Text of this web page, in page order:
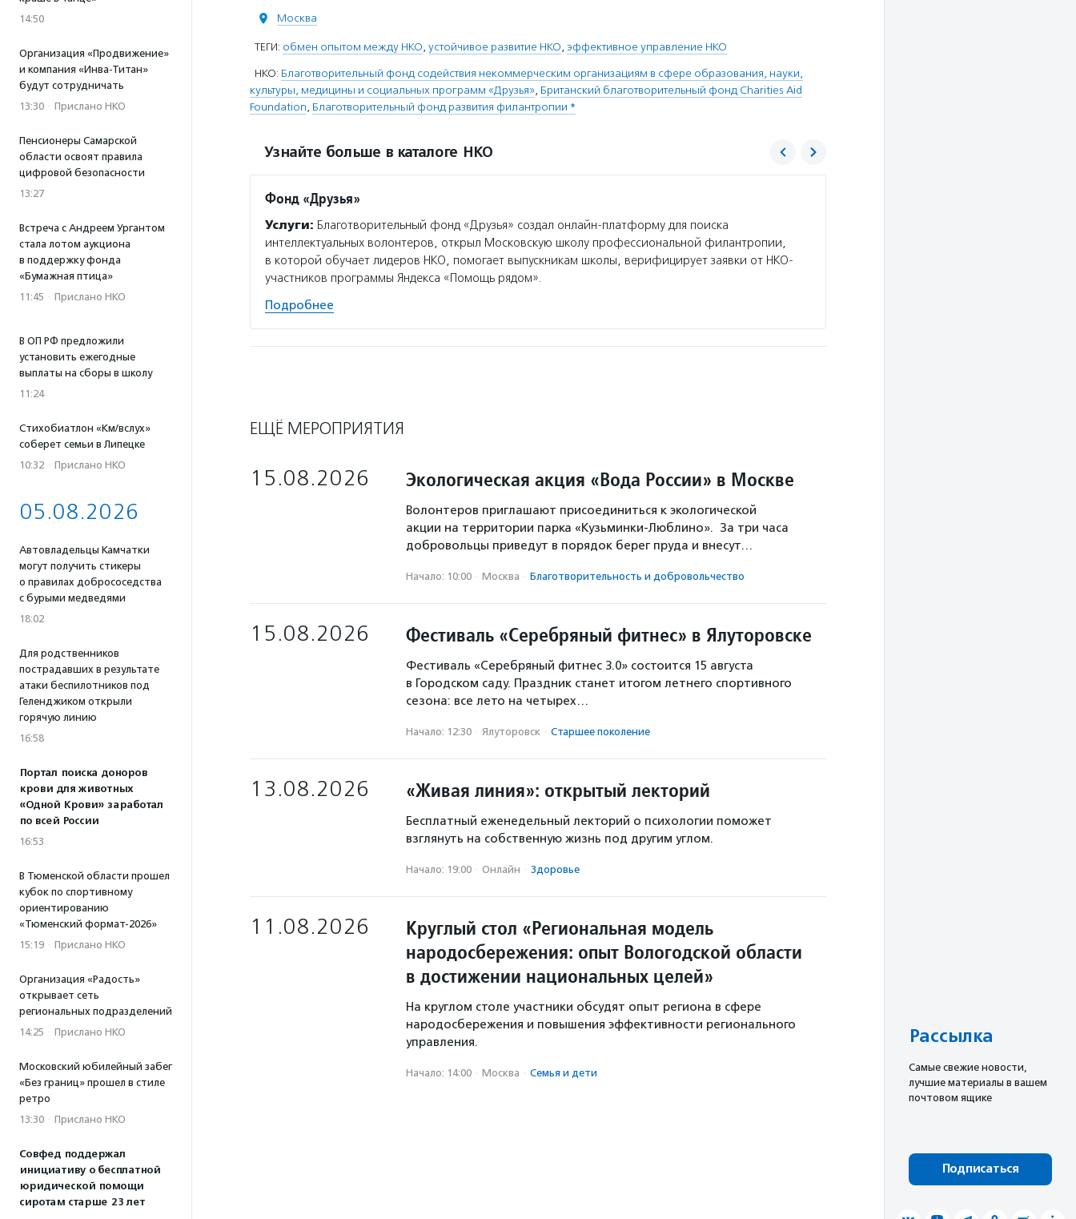
14:50
Организация «Продвижение»
и компания «Инва-Титан»
будут сотрудничать
13:30 · Прислано НКО
Пенсионеры Самарской
области освоят правила
цифровой безопасности
13:27
Встреча с Андреем Ургантом
стала лотом аукциона
в поддержку фонда
«Бумажная птица»
11:45 · Прислано НКО
В ОП РФ предложили
установить ежегодные
выплаты на сборы в школу
11:24
Стихобиатлон «Км/вслух»
соберет семьи в Липецке
10:32 · Прислано НКО
05.08.2026
Автовладельцы Камчатки
могут получить стикеры
о правилах добрососедства
с бурыми медведями
18:02
Для родственников
пострадавших в результате
атаки беспилотников под
Геленджиком открыли
горячую линию
16:58
Портал поиска доноров
крови для животных
«Одной Крови» заработал
по всей России
16:53
В Тюменской области прошел
кубок по спортивному
ориентированию
«Тюменский формат-2026»
15:19 · Прислано НКО
Организация «Радость»
открывает сеть
региональных подразделений
14:25 · Прислано НКО
Московский юбилейный забег
«Без границ» прошел в стиле
ретро
13:30 · Прислано НКО
Совфед поддержал
инициативу о бесплатной
юридической помощи
сиротам старше 23 лет
Москва
ТЕГИ: обмен опытом между НКО, устойчивое развитие НКО, эффективное управление НКО
НКО: Благотворительный фонд содействия некоммерческим организациям в сфере образования, науки,
культуры, медицины и социальных программ «Друзья», Британский благотворительный фонд Charities Aid
Foundation, Благотворительный фонд развития филантропии *
Узнайте больше в каталоге НКО
Фонд «Друзья»
Услуги: Благотворительный фонд «Друзья» создал онлайн-платформу для поиска
интеллектуальных волонтеров, открыл Московскую школу профессиональной филантропии,
в которой обучает лидеров НКО, помогает выпускникам школы, верифицирует заявки от НКО-
участников программы Яндекса «Помощь рядом».
Подробнее
ЕЩЁ МЕРОПРИЯТИЯ
15.08.2026 Экологическая акция «Вода России» в Москве
Волонтеров приглашают присоединиться к экологической
акции на территории парка «Кузьминки-Люблино». За три часа
добровольцы приведут в порядок берег пруда и внесут…
Начало: 10:00 · Москва · Благотвори­тель­ность и доброволь­чест­во
15.08.2026 Фестиваль «Серебряный фитнес» в Ялуторовске
Фестиваль «Серебряный фитнес 3.0» состоится 15 августа
в Городском саду. Праздник станет итогом летнего спортивного
сезона: все лето на четырех…
Начало: 12:30 · Ялуторовск · Старшее поколение
13.08.2026 «Живая линия»: открытый лекторий
Бесплатный еженедельный лекторий о психологии поможет
взглянуть на собственную жизнь под другим углом.
Начало: 19:00 · Онлайн · Здоровье
11.08.2026
Круглый стол «Региональная модель
народосбережения: опыт Вологодской области
в достижении национальных целей»
На круглом столе участники обсудят опыт региона в сфере
народосбережения и повышения эффективности регионального
управления.
Начало: 14:00 · Москва · Семья и дети
Рассылка
Cамые свежие новости,
лучшие материалы в вашем
почтовом ящике
Подписаться